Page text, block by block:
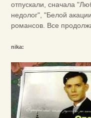
отпускали, сначала
недолог", "Белой
романсов. Все
nika: